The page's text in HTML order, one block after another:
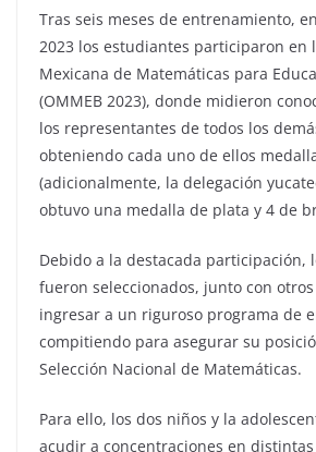
Tras seis meses de entrenamiento,
2023 los estudiantes participaron en
Mexicana de Matemáticas para
(OMMEB 2023), donde midieron
los representantes de todos los
obteniendo cada uno de ellos
(adicionalmente, la delegación
obtuvo una medalla de plata y 4 de
Debido a la destacada participación,
fueron seleccionados, junto con
ingresar a un riguroso programa de
compitiendo para asegurar su
Selección Nacional de Matemáticas.
Para ello, los dos niños y la
acudir a concentraciones en